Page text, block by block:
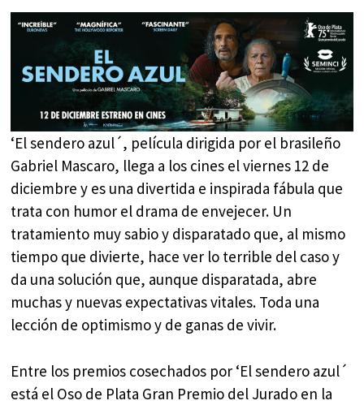
‘El sendero azul´, película dirigida por el brasileño
Gabriel Mascaro, llega a los cines el viernes 12 de
diciembre y es una divertida e inspirada fábula que
trata con humor el drama de envejecer. Un
tratamiento muy sabio y disparatado que, al mismo
tiempo que divierte, hace ver lo terrible del caso y
da una solución que, aunque disparatada, abre
muchas y nuevas expectativas vitales. Toda una
lección de optimismo y de ganas de vivir.
Entre los premios cosechados por ‘El sendero azul´
está el Oso de Plata Gran Premio del Jurado en la